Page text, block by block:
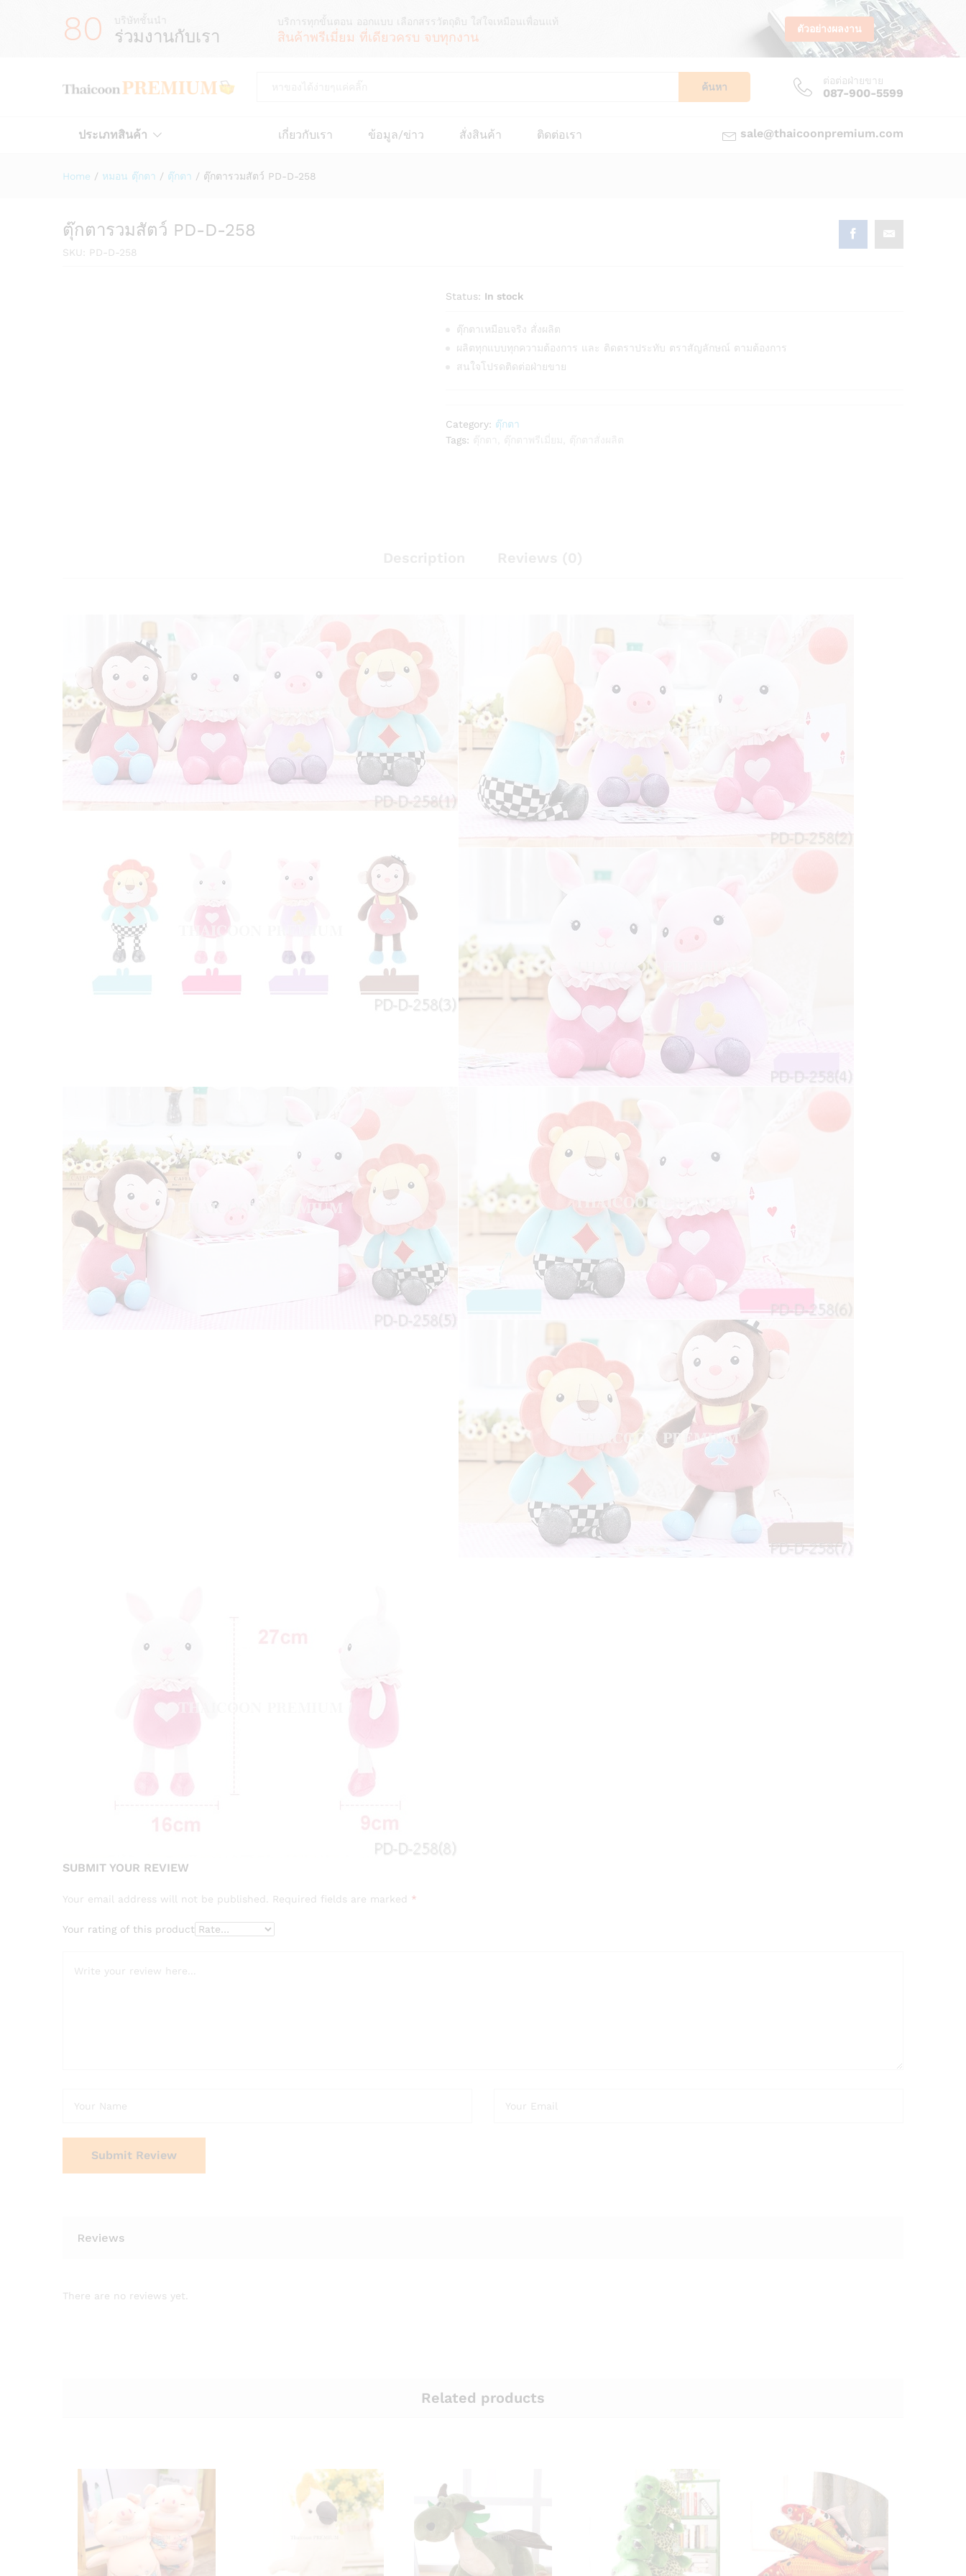
80 บริษัทชั้นนำ
ร่วมงานกับเรา
บริการทุกขั้นตอน ออกแบบ เลือกสรรวัตถุดิบ ใส่ใจเหมือนเพื่อนแท้
สินค้าพรีเมี่ยม ที่เดียวครบ จบทุกงาน
ตัวอย่างผลงาน
ค้นหา
ต่อต่อฝ่ายขาย
087-900-5599
ประเภทสินค้า เกี่ยวกับเรา ข้อมูล/ข่าว สั่งสินค้า ติดต่อเรา sale@thaicoonpremium.com
Home / หมอน ตุ๊กตา / ตุ๊กตา / ตุ๊กตารวมสัตว์ PD-D-258
ตุ๊กตารวมสัตว์ PD-D-258
SKU: PD-D-258
Status: In stock
ตุ๊กตาเหมือนจริง สั่งผลิต
ผลิตทุกแบบทุกความต้องการ และ ติดตราประทับ ตราสัญลักษณ์ ตามต้องการ
สนใจโปรดติดต่อฝ่ายขาย
Category: ตุ๊กตา
Tags:
SUBMIT YOUR REVIEW
Your email address will not be published. Required fields are marked *
Your rating of this product
Reviews
There are no reviews yet.
Related products